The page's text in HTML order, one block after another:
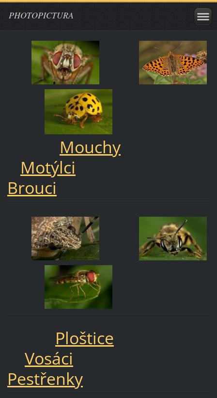
PHOTOPICTURA
Mouchy
Motýlci
Brouci
Ploštice
Vosáci
Pestřenky